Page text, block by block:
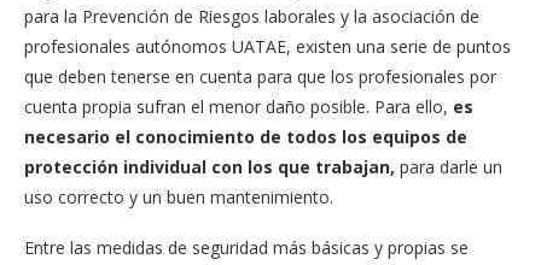
para la Prevención de Riesgos laborales y la asociación de
profesionales autónomos UATAE, existen una serie de puntos
que deben tenerse en cuenta para que los profesionales por
cuenta propia sufran el menor daño posible. Para ello, es
necesario el conocimiento de todos los equipos de
protección individual con los que trabajan, para darle un
uso correcto y un buen mantenimiento.
Entre las medidas de seguridad más básicas y propias se